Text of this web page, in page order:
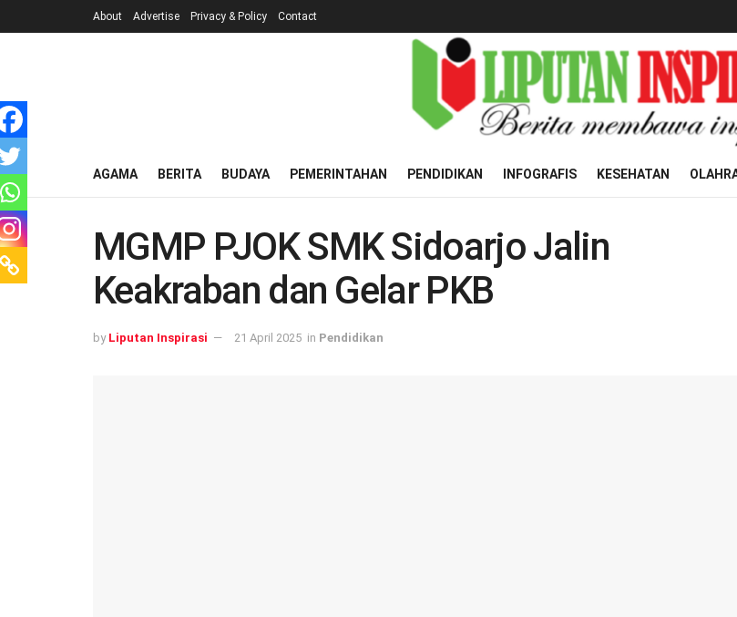
About Advertise Privacy & Policy Contact
AGAMA BERITA BUDAYA PEMERINTAHAN PENDIDIKAN INFOGRAFIS KESEHATAN
MGMP PJOK SMK Sidoarjo Jalin
Keakraban dan Gelar PKB
by Liputan Inspirasi 21 April 2025 in Pendidikan